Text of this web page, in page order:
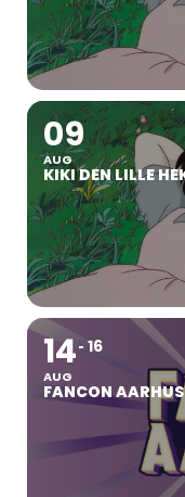
09
AUG
KIKI DEN LILLE
14
AUG
16
FANCON